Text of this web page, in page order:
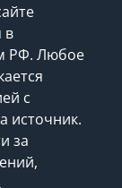
в
РФ. Любое
с
источник.
за